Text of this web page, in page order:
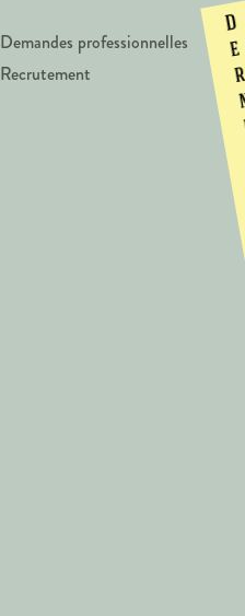
Demandes professionnelles
Recrutement
D
e